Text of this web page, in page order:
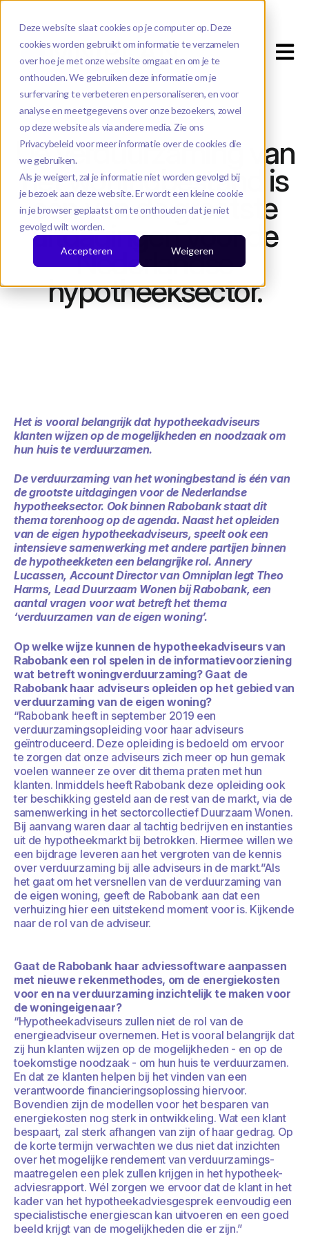
Deze website slaat cookies op je computer op. Deze
cookies worden gebruikt om informatie te verzamelen
over hoe je met onze website omgaat en om je te
onthouden. We gebruiken deze informatie om je
surfervaring te verbeteren en personaliseren, en voor
analyse en meetgegevens over onze bezoekers, zowel
op deze website als via andere media. Zie ons
Privacybeleid voor meer informatie over de cookies die
we gebruiken.
Als je weigert, zal je informatie niet worden gevolgd bij
je bezoek aan deze website. Er wordt een kleine cookie
in je browser geplaatst om te onthouden dat je niet
gevolgd wilt worden.
Accepteren Weigeren
Open
De verduurzaming van
het woningbestand is
één van de grootste
uitdagingen voor de
Nederlandse
hypotheeksector.
Het is vooral belangrijk dat hypotheekadviseurs
klanten wijzen op de mogelijkheden en noodzaak om
hun huis te verduurzamen.
De verduurzaming van het woningbestand is één van
de grootste uitdagingen voor de Nederlandse
hypotheeksector. Ook binnen Rabobank staat dit
thema torenhoog op de agenda. Naast het opleiden
van de eigen hypotheekadviseurs, speelt ook een
intensieve samenwerking met andere partijen binnen
de hypotheekketen een belangrijke rol. Annery
Lucassen, Account Directorvan Omniplan legt Theo
Harms, Lead Duurzaam Wonen bij Rabobank, een
aantal vragen voor wat betreft het thema
‘verduurzamen van de eigen woning’.
Op welke wijze kunnen de hypotheekadviseurs van
Rabobank een rol spelen in de informatievoorziening
wat betreft woningverduurzaming? Gaat de
Rabobank haar adviseurs opleiden op het gebied van
verduurzaming van de eigen woning?
“Rabobank heeft in september 2019 een
verduurzamingsopleiding voor haar adviseurs
geïntroduceerd. Deze opleiding is bedoeld om ervoor
te zorgen dat onze adviseurs zich meer op hun gemak
voelen wanneer ze over dit thema praten met hun
klanten. Inmiddels heeft Rabobank deze opleiding ook
ter beschikking gesteld aan de rest van de markt, via de
samenwerking in het sectorcollectief Duurzaam Wonen.
Bij aanvang waren daar al tachtig bedrijven en instanties
uit de hypotheekmarkt bij betrokken. Hiermee willen we
een bijdrage leveren aan het vergroten van de kennis
over verduurzaming bij alle adviseurs in de markt.”Als
het gaat om het versnellen van de verduurzaming van
de eigen woning, geeft de Rabobank aan dat een
verhuizing hier een uitstekend moment voor is. Kijkende
naar de rol van de adviseur.
Gaat de Rabobank haar adviessoftware aanpassen
met nieuwe rekenmethodes, om de energiekosten
voor en na verduurzaming inzichtelijk te maken voor
de woningeigenaar?
“Hypotheekadviseurs zullen niet de rol van de
energieadviseur overnemen. Het is vooral belangrijk dat
zij hun klanten wijzen op de mogelijkheden - en op de
toekomstige noodzaak - om hun huis te verduurzamen.
En dat ze klanten helpen bij het vinden van een
verantwoorde financieringsoplossing hiervoor.
Bovendien zijn de modellen voor het besparen van
energiekosten nog sterk in ontwikkeling. Wat een klant
bespaart, zal sterk afhangen van zijn of haar gedrag. Op
de korte termijn verwachten we dus niet dat inzichten
over het mogelijke rendement van verduurzamings-
maatregelen een plek zullen krijgen in het hypotheek-
adviesrapport. Wél zorgen we ervoor dat de klant in het
kader van het hypotheekadviesgesprek eenvoudig een
specialistische energiescan kan uitvoeren en een goed
beeld krijgt van de mogelijkheden die er zijn.”